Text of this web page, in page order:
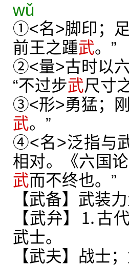
wǔ
①<名>脚印；
前王之踵武。”
②<量>古时以
“不过步武尺寸
③<形>勇猛；
武。”
④<名>泛指与
相对。《六国
武而不终也。”
【武备】武装
【武弁】⒈古
武士。
【武夫】战士；